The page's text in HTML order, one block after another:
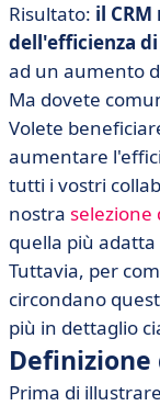
Risultato: il
dell'efficienza
ad un aumento
Ma dovete
Volete
aumentare
tutti i vostri
nostra selezione
quella più
Tuttavia, per
circondano
più in dettaglio
Definizione
Prima di